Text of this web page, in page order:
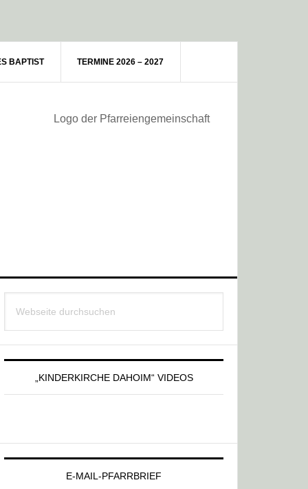
BAPTIST TERMINE 2026 – 2027
Haupt-
Sidebar
durchsuchen
„KINDERKIRCHE DAHOIM“ VIDEOS
E-MAIL-PFARRBRIEF